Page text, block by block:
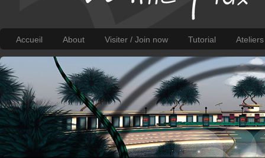
Accueil About Visiter / Join now Tutorial